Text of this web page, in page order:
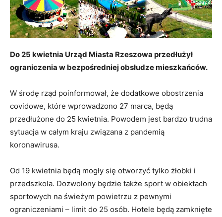
Do 25 kwietnia Urząd Miasta Rzeszowa przedłużył
ograniczenia w bezpośredniej obsłudze mieszkańców.
W środę rząd poinformował, że dodatkowe obostrzenia
covidowe, które wprowadzono 27 marca, będą
przedłużone do 25 kwietnia. Powodem jest bardzo trudna
sytuacja w całym kraju związana z pandemią
koronawirusa.
Od 19 kwietnia będą mogły się otworzyć tylko żłobki i
przedszkola. Dozwolony będzie także sport w obiektach
sportowych na świeżym powietrzu z pewnymi
ograniczeniami – limit do 25 osób. Hotele będą zamknięte